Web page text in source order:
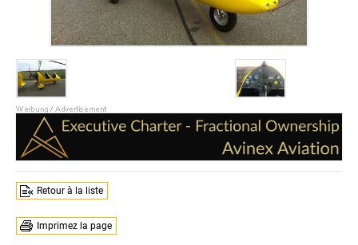
Retour à la liste
Imprimez la page